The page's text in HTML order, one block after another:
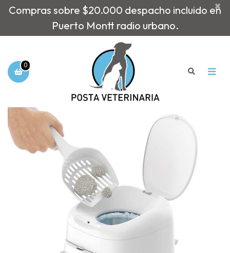
Compras sobre $20.000 despacho incluido en
Puerto Montt radio urbano.
×
0